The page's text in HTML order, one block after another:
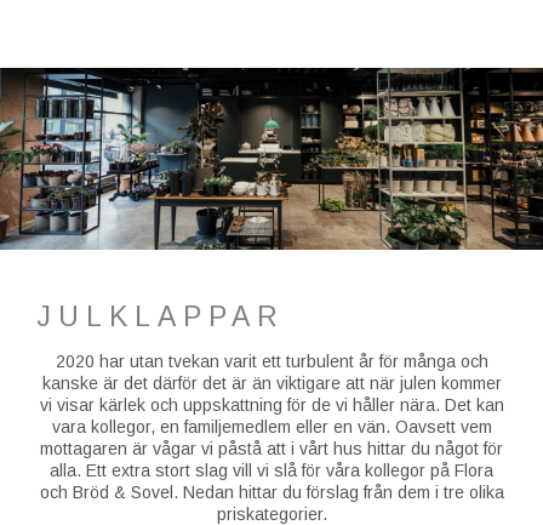
JULKLAPPAR
2020 har utan tvekan varit ett turbulent år för många och
kanske är det därför det är än viktigare att när julen kommer
vi visar kärlek och uppskattning för de vi håller nära. Det kan
vara kollegor, en familjemedlem eller en vän. Oavsett vem
mottagaren är vågar vi påstå att i vårt hus hittar du något för
alla. Ett extra stort slag vill vi slå för våra kollegor på Flora
och Bröd & Sovel. Nedan hittar du förslag från dem i tre olika
priskategorier.